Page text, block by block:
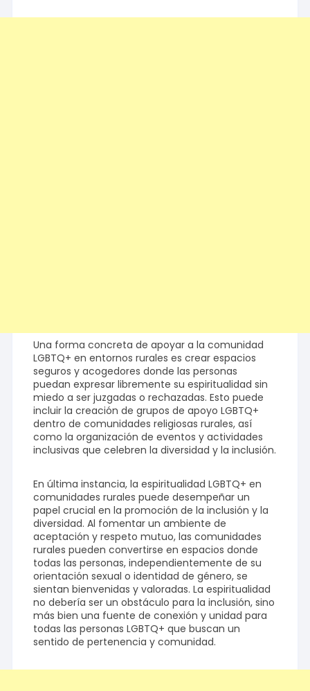
Una forma concreta de apoyar a la comunidad
LGBTQ+ en entornos rurales es crear espacios
seguros y acogedores donde las personas
puedan expresar libremente su espiritualidad sin
miedo a ser juzgadas o rechazadas. Esto puede
incluir la creación de grupos de apoyo LGBTQ+
dentro de comunidades religiosas rurales, así
como la organización de eventos y actividades
inclusivas que celebren la diversidad y la inclusión.
En última instancia, la espiritualidad LGBTQ+ en
comunidades rurales puede desempeñar un
papel crucial en la promoción de la inclusión y la
diversidad. Al fomentar un ambiente de
aceptación y respeto mutuo, las comunidades
rurales pueden convertirse en espacios donde
todas las personas, independientemente de su
orientación sexual o identidad de género, se
sientan bienvenidas y valoradas. La espiritualidad
no debería ser un obstáculo para la inclusión, sino
más bien una fuente de conexión y unidad para
todas las personas LGBTQ+ que buscan un
sentido de pertenencia y comunidad.